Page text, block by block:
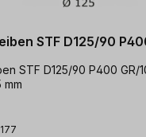
STF D125/90
STF D125/90 P400 GR/
mm